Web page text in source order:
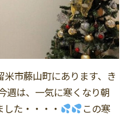
市藤山町にあります、き
は、一気に寒くなり朝
た・・・・
この寒